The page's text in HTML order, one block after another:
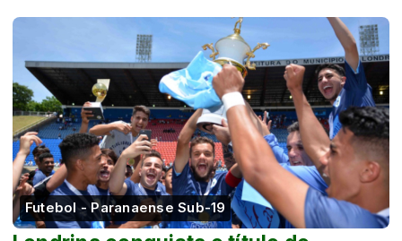
Futebol - Paranaense Sub-19